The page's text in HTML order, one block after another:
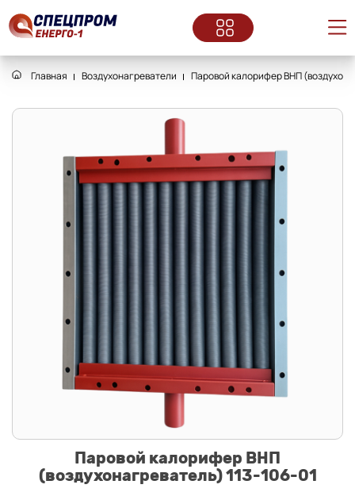
Главная Воздухонагреватели Паровой калорифер ВНП
Паровой калорифер ВНП
(воздухонагреватель) 113-106-01